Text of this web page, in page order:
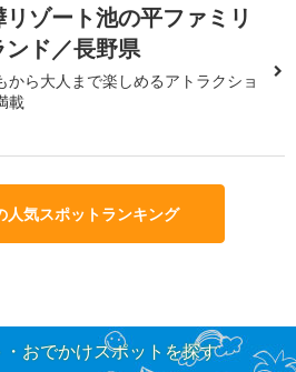
リゾート池の平ファミリ
ンド／長野県
から大人まで楽しめるアトラクショ
載
人気スポットランキング
おでかけスポットを探す